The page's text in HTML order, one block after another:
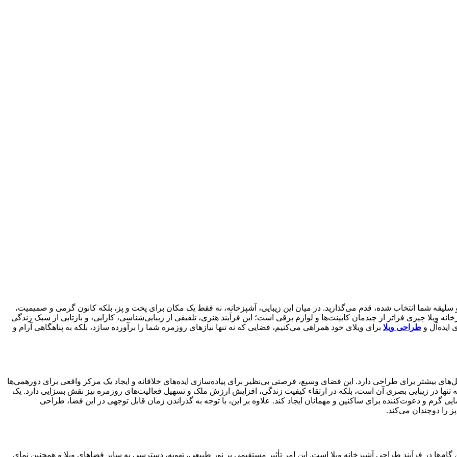
شما انتخاب شده، قدم می‌گذارید. در میان این زیبایی، آشپزخانه، نه فقط یک مکان برای پخت و پز، بلکه کانون گرمی و صمیمیت،
چیزی فراتر از چیدمان کابینت‌ها و لوازم برقی است؛ این فرآیند هنری، تلفیقی از زیبایی‌شناسی، کارایی، و بازتابی از سبک زندگی
ایده‌آل و طراحی ویلا برای ویلای خود همراهی می‌کنیم، فضایی که نه تنها نیازهای روزمره شما را برآورده سازد، بلکه به پناهگاهی آرام و
بیشتر برای طراحی دارد. این فضای وسیع، فرصتی بی‌نظیر برای پیاده‌سازی ایده‌های خلاقانه و ایجاد یک مرکز واقعی برای دورهمی‌ها
تنها در زیبایی بصری آن است، بلکه در ارتقاء کیفیت زندگی، افزایش ارزش ملک و تسهیل فعالیت‌های روزمره نیز نقش بسزایی دارد. یک
گرم و دعوت‌کننده برای ساکنین و مهمانان ایجاد کند. علاوه بر این، با توجه به گذراندن زمان قابل توجهی در این فضا، طراحی
را دوچندان می‌کند.
در فرآیند طراحی آشپزخانه ویلا است. این امر تأثیر مستقیمی بر نور طبیعی، تهویه، دسترسی به سایر فضاهای ویلا و همچنین نمای